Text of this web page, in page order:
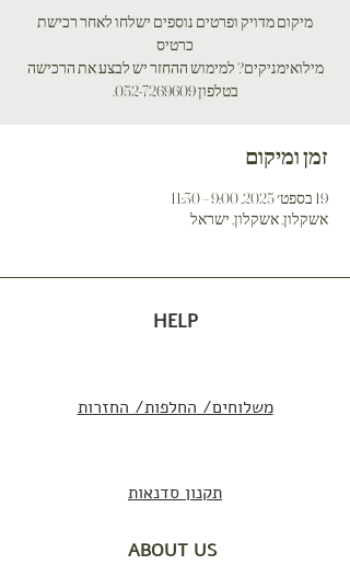
מיקום מדויק ופרטים נוספים ישלחו לאחר רכישת
מילואימניקים? למימוש ההחזר יש לבצע את הרכישה
בטלפון 052-7269609.
זמן ומיקום
19 בספט׳ 2025, 9:00 – 11:30
אשקלון, אשקלון, ישראל
HELP
משלוחים/ החלפות/ החזרות
תקנון סדנאות
ABOUT US